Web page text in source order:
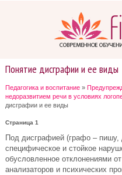
Понятие дисграфии и ее виды
Педагогика и воспитание »
недоразвитием речи в условиях
дисграфии и ее виды
Страница 1
Под дисграфией (графо – пишу,
специфическое и стойкое
обусловленное отклонениями
анализаторов и психических